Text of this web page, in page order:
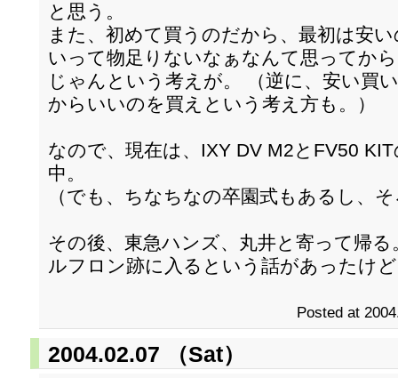
と思う。
また、初めて買うのだから、最初は安
いって物足りないなぁなんて思ってか
じゃんという考えが。 （逆に、安い買
からいいのを買えという考え方も。）
なので、現在は、IXY DV M2とFV50
中。
（でも、ちなちなの卒園式もあるし、
その後、東急ハンズ、丸井と寄って帰
ルフロン跡に入るという話があったけ
Posted at
2004.02.07 （Sat）